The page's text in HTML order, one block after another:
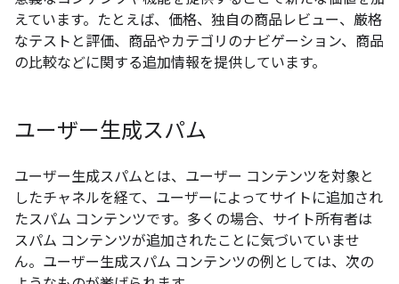
えています。たとえば、価格、独自の商品レビュー、厳格
なテストと評価、商品やカテゴリのナビゲーション、商品
の比較などに関する追加情報を提供しています。
ユーザー生成スパム
ユーザー生成スパムとは、ユーザー コンテンツを対象と
したチャネルを経て、ユーザーによってサイトに追加され
たスパム コンテンツです。多くの場合、サイト所有者は
スパム コンテンツが追加されたことに気づいていませ
ん。ユーザー生成スパム コンテンツの例としては、次の